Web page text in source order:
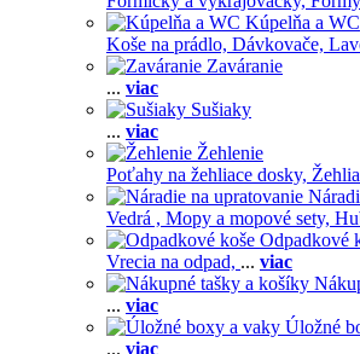
Kúpelňa a WC
Koše na prádlo, Dávkovače,
Zaváranie
... viac
Sušiaky
... viac
Žehlenie
Poťahy na žehliace dosky,
Vedrá , Mopy a mopové sety,
Odpadkové
Vrecia na odpad, ... viac
... viac
Úložné
... viac